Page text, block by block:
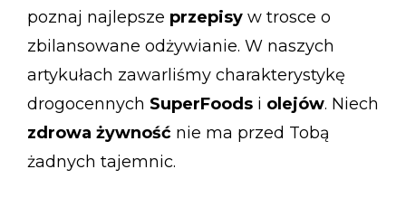
poznaj najlepsze przepisy w trosce o
zbilansowane odżywianie. W naszych
artykułach zawarliśmy charakterystykę
drogocennych SuperFoods i olejów. Niech
zdrowa żywność nie ma przed Tobą
żadnych tajemnic.